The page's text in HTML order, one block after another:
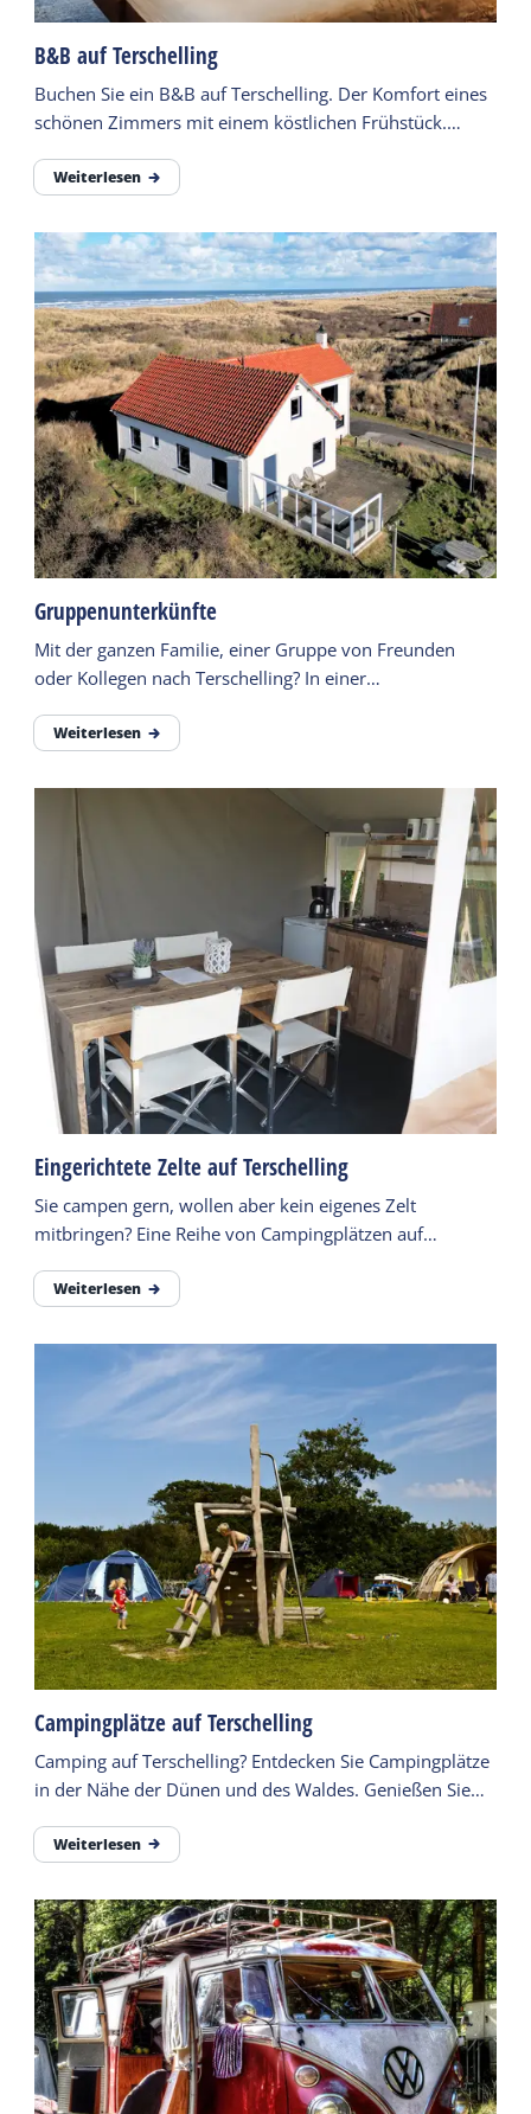
B&B auf Terschelling
Buchen Sie ein B&B auf Terschelling. Der Komfort eines
schönen Zimmers mit einem köstlichen Frühstück.
Weiterlesen
Gruppenunterkünfte
Mit der ganzen Familie, einer Gruppe von Freunden
oder Kollegen nach Terschelling? In einer
Weiterlesen
Eingerichtete Zelte auf Terschelling
Sie campen gern, wollen aber kein eigenes Zelt
mitbringen? Eine Reihe von Campingplätzen auf
Einrichtungen an.
Weiterlesen
Campingplätze auf Terschelling
Camping auf Terschelling? Entdecken Sie Campingplätze
in der Nähe der Dünen und des Waldes. Genießen Sie
Inselgefühl.
Weiterlesen